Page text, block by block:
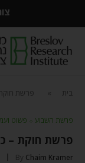
בית פרשת
פרשת השבוע ⬦ פשוט
פרשת חוקת –
By Chaim Kramer